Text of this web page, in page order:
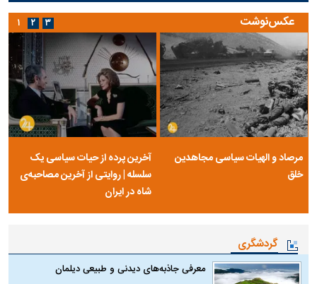
عکس‌نوشت
مرصاد و الهیات سیاسی مجاهدین
خلق
آخرین پرده از حیات سیاسی یک
سلسله | روایتی از آخرین مصاحبه‌ی
شاه در ایران
۱ ۲ ۳
گردشگری
معرفی جاذبه‌های دیدنی و طبیعی دیلمان